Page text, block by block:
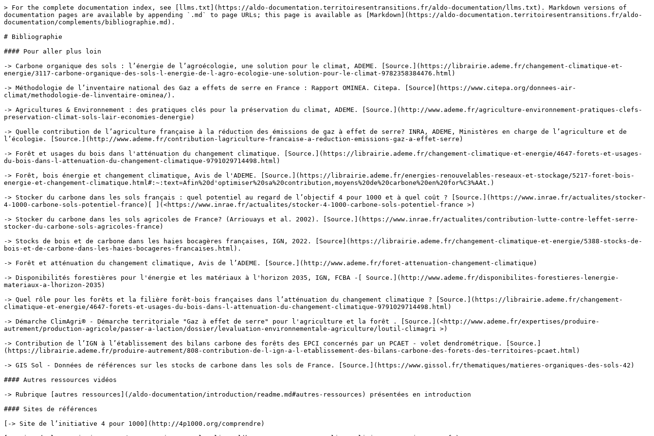
> For the complete documentation index, see [llms.txt](https://aldo-documentation.territoiresentransitions.fr/aldo-documentation/llms.txt). Markdown versions of
documentation pages are available by appending `.md` to page URLs; this page is available as [Markdown](https://aldo-documentation.territoiresentransitions.fr/aldo-
documentation/complements/bibliographie.md).
# Bibliographie
#### Pour aller plus loin
-> Carbone organique des sols : l’énergie de l’agroécologie, une solution pour le climat, ADEME. [Source.](https://librairie.ademe.fr/changement-climatique-et-
energie/3117-carbone-organique-des-sols-l-energie-de-l-agro-ecologie-une-solution-pour-le-climat-9782358384476.html)
-> Méthodologie de l’inventaire national des Gaz a effets de serre en France : Rapport OMINEA. Citepa. [Source](https://www.citepa.org/donnees-air-
climat/methodologie-de-linventaire-ominea/).
-> Agricultures & Environnement : des pratiques clés pour la préservation du climat, ADEME. [Source.](http://www.ademe.fr/agriculture-environnement-pratiques-clefs-
preservation-climat-sols-lair-economies-denergie)
-> Quelle contribution de l’agriculture française à la réduction des émissions de gaz à effet de serre? INRA, ADEME, Ministères en charge de l’agriculture et de
l’écologie. [Source.](http://www.ademe.fr/contribution-lagriculture-francaise-a-reduction-emissions-gaz-a-effet-serre)
-> Forêt et usages du bois dans l'atténuation du changement climatique. [Source.](https://librairie.ademe.fr/changement-climatique-et-energie/4647-forets-et-usages-
du-bois-dans-l-attenuation-du-changement-climatique-9791029714498.html)
-> Forêt, bois énergie et changement climatique, Avis de l'ADEME. [Source.](https://librairie.ademe.fr/energies-renouvelables-reseaux-et-stockage/5217-foret-bois-
energie-et-changement-climatique.html#:~:text=Afin%20d'optimiser%20sa%20contribution,moyens%20de%20carbone%20en%20for%C3%AAt.)
-> Stocker du carbone dans les sols français : quel potentiel au regard de l’objectif 4 pour 1000 et à quel coût ? [Source.](https://www.inrae.fr/actualites/stocker-
4-1000-carbone-sols-potentiel-france)[ ](<https://www.inrae.fr/actualites/stocker-4-1000-carbone-sols-potentiel-france >)
-> Stocker du carbone dans les sols agricoles de France? (Arriouays et al. 2002). [Source.](https://www.inrae.fr/actualites/contribution-lutte-contre-leffet-serre-
stocker-du-carbone-sols-agricoles-france)
-> Stocks de bois et de carbone dans les haies bocagères françaises, IGN, 2022. [Source](https://librairie.ademe.fr/changement-climatique-et-energie/5388-stocks-de-
bois-et-de-carbone-dans-les-haies-bocageres-francaises.html).
-> Forêt et atténuation du changement climatique, Avis de l’ADEME. [Source.](http://www.ademe.fr/foret-attenuation-changement-climatique)
-> Disponibilités forestières pour l'énergie et les matériaux à l'horizon 2035, IGN, FCBA -[ Source.](http://www.ademe.fr/disponibilites-forestieres-lenergie-
materiaux-a-lhorizon-2035)
-> Quel rôle pour les forêts et la filière forêt-bois françaises dans l’atténuation du changement climatique ? [Source.](https://librairie.ademe.fr/changement-
climatique-et-energie/4647-forets-et-usages-du-bois-dans-l-attenuation-du-changement-climatique-9791029714498.html)
-> Démarche ClimAgri® - Démarche territoriale "Gaz à effet de serre" pour l'agriculture et la forêt . [Source.](<http://www.ademe.fr/expertises/produire-
autrement/production-agricole/passer-a-laction/dossier/levaluation-environnementale-agriculture/loutil-climagri >)
-> Contribution de l’IGN à l’établissement des bilans carbone des forêts des EPCI concernés par un PCAET - volet dendrométrique. [Source.]
(https://librairie.ademe.fr/produire-autrement/808-contribution-de-l-ign-a-l-etablissement-des-bilans-carbone-des-forets-des-territoires-pcaet.html)
-> GIS Sol - Données de références sur les stocks de carbone dans les sols de France. [Source.](https://www.gissol.fr/thematiques/matieres-organiques-des-sols-42)
#### Autres ressources vidéos
-> Rubrique [autres ressources](/aldo-documentation/introduction/readme.md#autres-ressources) présentées en introduction
#### Sites de références
[-> Site de l’initiative 4 pour 1000](http://4p1000.org/comprendre)